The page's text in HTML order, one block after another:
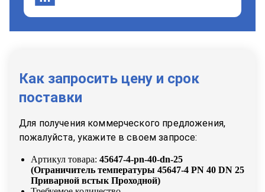
Как запросить цену и срок
поставки
Для получения коммерческого предложения,
пожалуйста, укажите в своем запросе:
Артикул товара: 45647-4-pn-40-dn-25
(Ограничитель температуры 45647-4 PN 40 DN 25
Приварной встык Проходной)